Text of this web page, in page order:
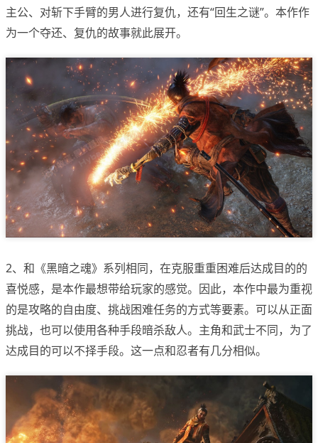
主公、对斩下手臂的男人进行复仇，还有“回生之谜”。本作作
为一个夺还、复仇的故事就此展开。
2、和《黑暗之魂》系列相同，在克服重重困难后达成目的的
喜悦感，是本作最想带给玩家的感觉。因此，本作中最为重视
的是攻略的自由度、挑战困难任务的方式等要素。可以从正面
挑战，也可以使用各种手段暗杀敌人。主角和武士不同，为了
达成目的可以不择手段。这一点和忍者有几分相似。